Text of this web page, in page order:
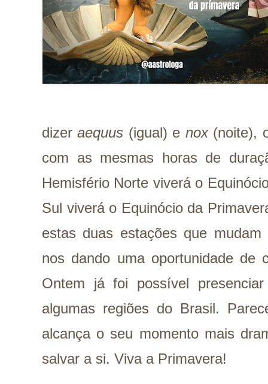
dizeraequus (igual) e nox(noite),
com as mesmas horas de
Hemisfério Norte viverá o
Sul viverá o Equinócio da
estas duas estações que
nos dando uma oportunidade de
Ontem já foi possível
algumas regiões do Brasil.
alcança o seu momento mais
salvar a si. Viva a Primavera!